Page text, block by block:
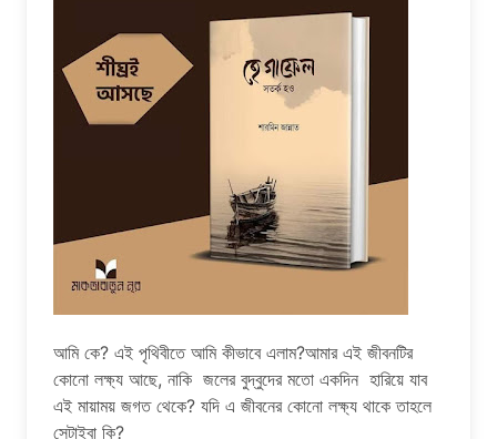
আমি কে? এই পৃথিবীতে আমি কীভাবে এলাম?আমার এই জীবনটির
কোনো লক্ষ্য আছে, নাকি জলের বুদ্বুদের মতো একদিন হারিয়ে যাব
এই মায়াময় জগত থেকে? যদি এ জীবনের কোনো লক্ষ্য থাকে তাহলে
সেটাইবা কি?